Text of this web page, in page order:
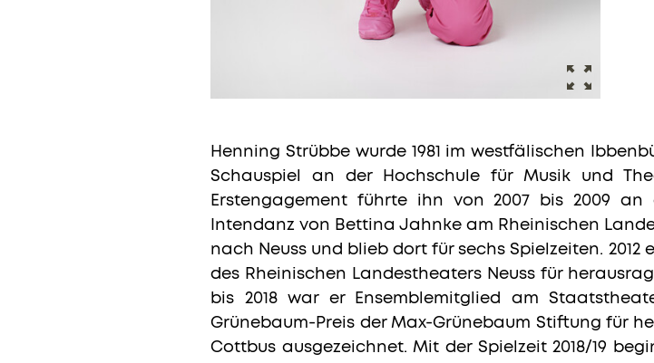
Henning Strübbe wurde 1981 im westfälischen
Schauspiel an der Hochschule für Musik und
Erstengagement führte ihn von 2007 bis 2009
Intendanz von Bettina Jahnke am Rheinischen
nach Neuss und blieb dort für sechs Spielzeiten. 2012
des Rheinischen Landestheaters Neuss für
bis 2018 war er Ensemblemitglied am
Grünebaum-Preis der Max-Grünebaum Stiftung für
Cottbus ausgezeichnet. Mit der Spielzeit 2018/19